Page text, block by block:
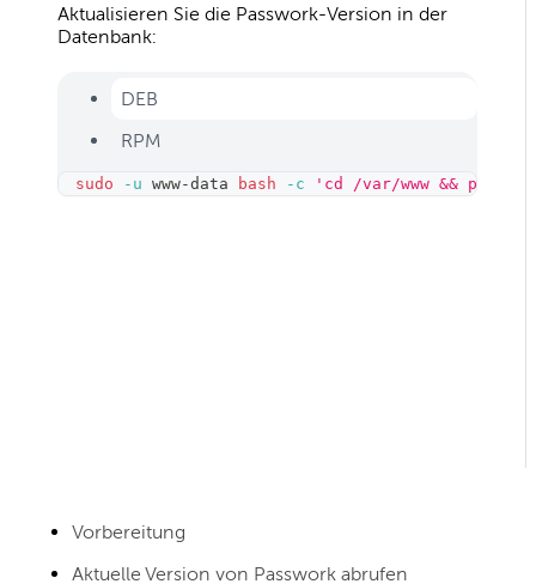
Aktualisieren Sie die Passwork-Version in der
Datenbank:
DEB
RPM
sudo -u www-data bash -c 'cd /var/www && php -
Vorbereitung
Aktuelle Version von Passwork abrufen